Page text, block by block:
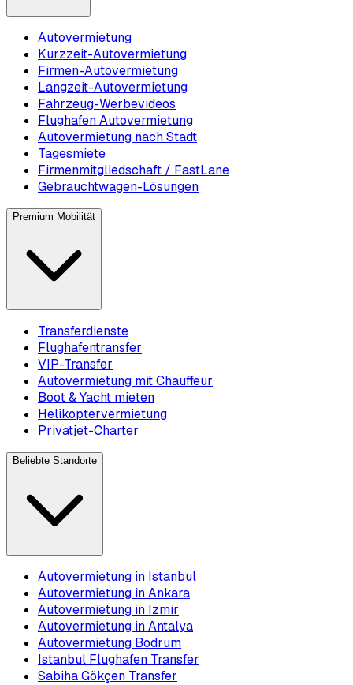
Autovermietung
Kurzzeit-Autovermietung
Firmen-Autovermietung
Langzeit-Autovermietung
Fahrzeug-Werbevideos
Flughafen Autovermietung
Autovermietung nach Stadt
Tagesmiete
Firmenmitgliedschaft / FastLane
Gebrauchtwagen-Lösungen
Premium Mobilität
Transferdienste
Flughafentransfer
VIP-Transfer
Autovermietung mit Chauffeur
Boot & Yacht mieten
Helikoptervermietung
Privatjet-Charter
Beliebte Standorte
Autovermietung in Istanbul
Autovermietung in Ankara
Autovermietung in Izmir
Autovermietung in Antalya
Autovermietung Bodrum
Istanbul Flughafen Transfer
Sabiha Gökçen Transfer